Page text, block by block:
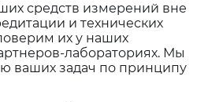
средств измерений вне
и технических
их у наших
лабораториях. Мы
ваших задач по принципу